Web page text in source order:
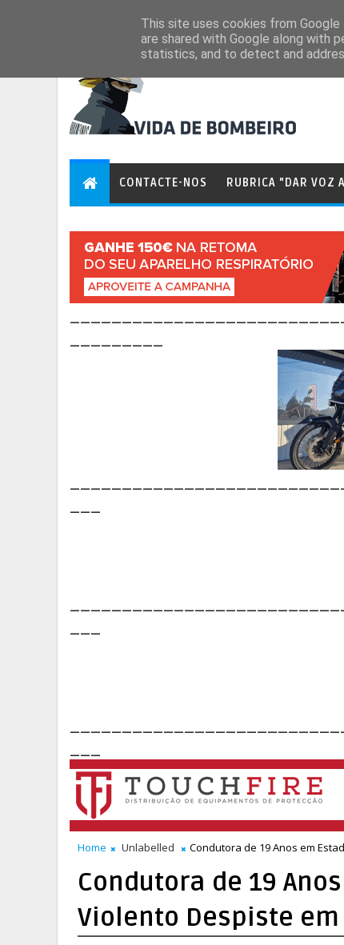
CONTACTE-NOS RUBRICA "DAR VOZ
Home Unlabelled Condutora de 19 Anos em
Condutora de 19
Violento Despiste
This site uses cookies from
are shared with Google along with
statistics, and to detect and